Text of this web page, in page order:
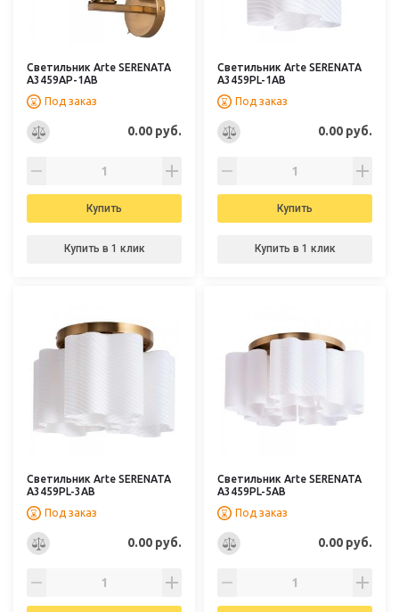
Светильник Arte SERENATA
A3459AP-1AB
Под заказ
0.00 руб.
Купить
Купить в 1 клик
Светильник Arte SERENATA
A3459PL-1AB
Под заказ
0.00 руб.
Купить
Купить в 1 клик
Светильник Arte SERENATA
A3459PL-3AB
Под заказ
0.00 руб.
Светильник Arte SERENATA
A3459PL-5AB
Под заказ
0.00 руб.